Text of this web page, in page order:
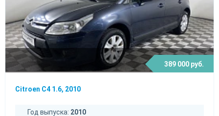
389 000 руб.
Citroen C4 1.6, 2010
Год выпуска: 2010